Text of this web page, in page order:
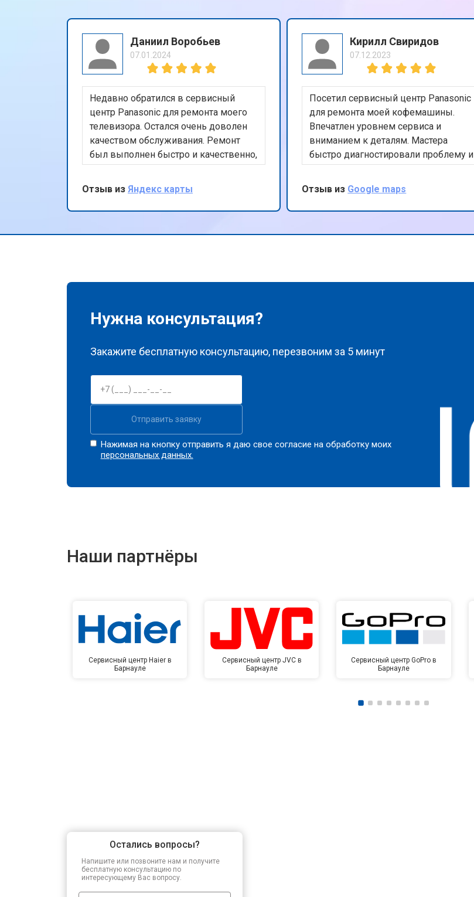
Даниил Воробьев
07.01.2024
Недавно обратился в сервисный
центр Panasonic для ремонта моего
телевизора. Остался очень доволен
качеством обслуживания. Ремонт
был выполнен быстро и качественно,
а использование оригинальных
запчастей дает уверенность в
долговечности ремонта. Также
порадовала бесплатная доставка
профессионализм и внимание к
Отзыв из Яндекс карты
Кирилл Свиридов
07.12.2023
Посетил сервисный центр Panasonic
для ремонта моей кофемашины.
Впечатлен уровнем сервиса и
вниманием к деталям. Мастера
быстро диагностировали проблему и
эффективно устранили ее. Ценю их
честность и прозрачность в работе.
Отличный сервис, который я бы
рекомендовал всем владельцам
Отзыв из Google maps
Нужна консультация?
Закажите бесплатную консультацию, перезвоним за 5 минут
Отправить заявку
Нажимая на кнопку отправить я даю свое согласие на обработку моих
персональных данных.
Наши партнёры
Сервисный центр Haier в
Барнауле
Сервисный центр JVC в
Барнауле
Сервисный центр GoPro в
Барнауле
Остались вопросы?
Напишите или позвоните нам и получите
бесплатную консультацию по
интересующему Вас вопросу.